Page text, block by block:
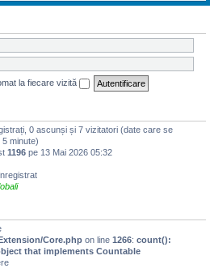
e
la fiecare vizită
0 ascunși și 7 vizitatori (date care se
minute)
1196 pe 13 Mai 2026 05:32
Core.php on line 1266: count():
that implements Countable